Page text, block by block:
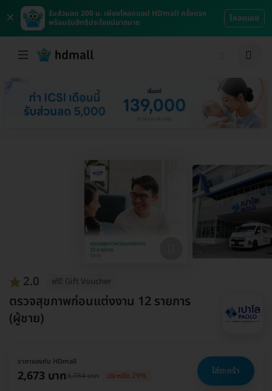
×
รับส่วนลด 200 บ. เพียงโหลดแอป HDmall ครั้งแรก
พร้อมรับสิทธิประโยชน์มากมาย
โหลดเลย
2.0 ฟรี! Gift Voucher
ตรวจสุขภาพก่อนแต่งงาน 12 รายการ
(ผู้ชาย)
ราคาจองกับ HDmall
2,673 บาท3,784 บาท ประหยัด 29% ใส่ตะกร้า